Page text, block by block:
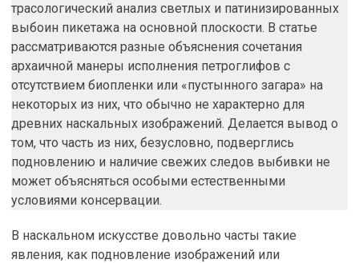
трасологический анализ светлых и патинизированных
выбоин пикетажа на основной плоскости. В статье
рассматриваются разные объяснения сочетания
архаичной манеры исполнения петроглифов с
отсутствием биопленки или «пустынного загара» на
некоторых из них, что обычно не характерно для
древних наскальных изображений. Делается вывод о
том, что часть из них, безусловно, подверглись
подновлению и наличие свежих следов выбивки не
может объясняться особыми естественными
условиями консервации.
В наскальном искусстве довольно часты такие
явления, как подновление изображений или